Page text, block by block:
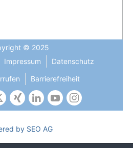
© 2025
Impressum
Datenschutz
Barrierefreiheit
by SEO AG